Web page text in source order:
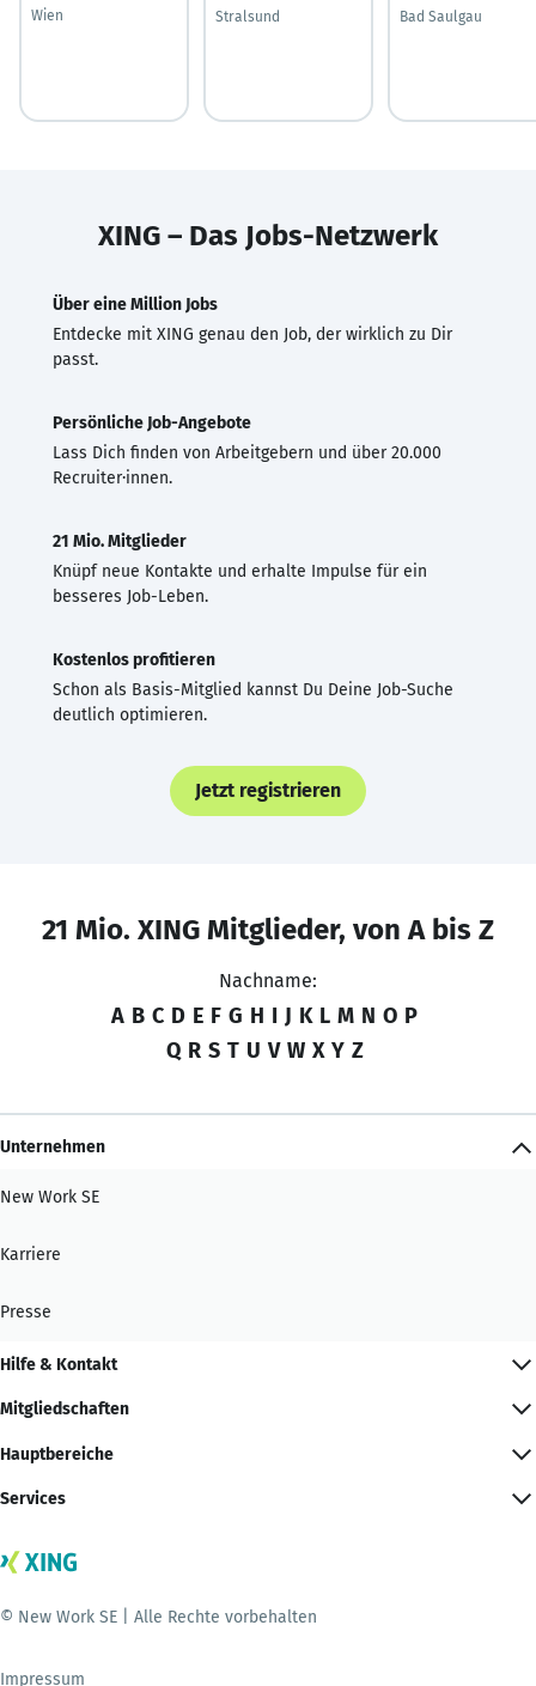
Wien
Stralsund
Bad Saulgau
XING – Das Jobs-Netzwerk
Über eine Million Jobs
Entdecke mit XING genau den Job, der wirklich zu Dir
passt.
Persönliche Job-Angebote
Lass Dich finden von Arbeitgebern und über 20.000
Recruiter·innen.
21 Mio. Mitglieder
Knüpf neue Kontakte und erhalte Impulse für ein
besseres Job-Leben.
Kostenlos profitieren
Schon als Basis-Mitglied kannst Du Deine Job-Suche
deutlich optimieren.
Jetzt registrieren
21 Mio. XING Mitglieder, von A bis Z
Nachname:
A B C D E F G H I J K L M N O P
Q R S T U V W X Y Z
Unternehmen
New Work SE
Karriere
Presse
Hilfe & Kontakt
Mitgliedschaften
Hauptbereiche
Services
© New Work SE | Alle Rechte vorbehalten
Impressum